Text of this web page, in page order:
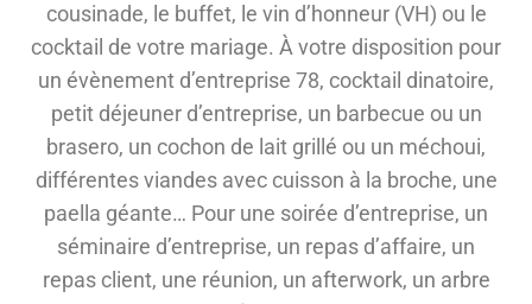
cousinade, le buffet, le vin d’honneur (VH) ou le
cocktail de votre mariage. À votre disposition pour
un évènement d’entreprise 78, cocktail dinatoire,
petit déjeuner d’entreprise, un barbecue ou un
brasero, un cochon de lait grillé ou un méchoui,
différentes viandes avec cuisson à la broche, une
paella géante… Pour une soirée d’entreprise, un
séminaire d’entreprise, un repas d’affaire, un
repas client, une réunion, un afterwork, un arbre